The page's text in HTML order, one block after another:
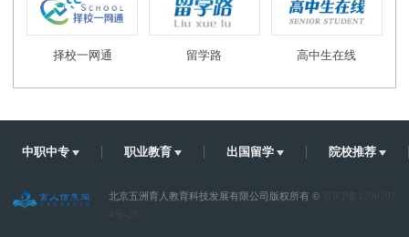
择校一网通 留学路 高中生在线
中职中专 职业教育 出国留学 院校推荐
北京五洲育人教育科技发展有限公司版权所有 ©
京ICP备1200207
4号-25